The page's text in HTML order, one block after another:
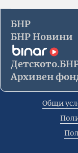
БНР
БНР Новини
Архивен
Общи